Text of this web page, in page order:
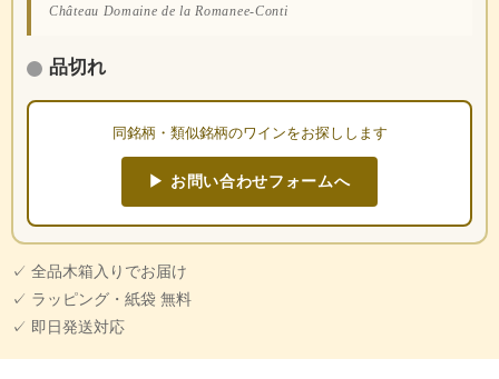
Château Domaine de la Romanee-Conti
品切れ
同銘柄・類似銘柄のワインをお探しします
▶ お問い合わせフォームへ
✓ 全品木箱入りでお届け
✓ ラッピング・紙袋 無料
✓ 即日発送対応